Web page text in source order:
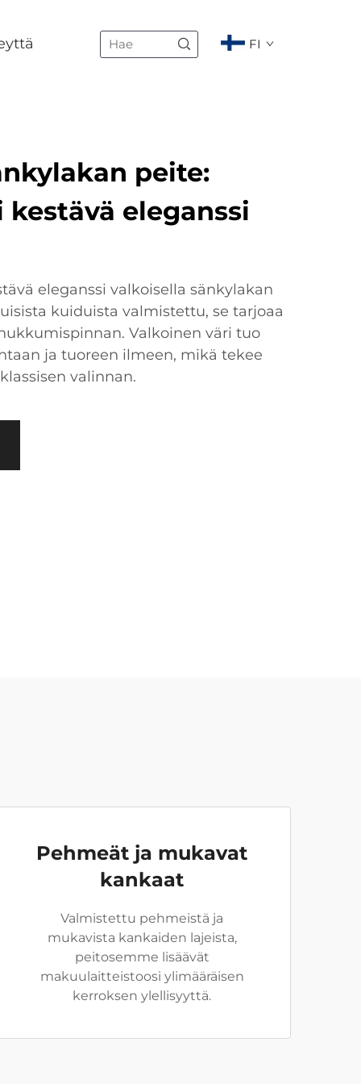
FI
peite:
eleganssi
eleganssi valkoisella sänkylakan
kuiduista valmistettu, se tarjoaa
Valkoinen väri tuo
ja tuoreen ilmeen, mikä tekee
valinnan.
Pehmeät ja mukavat
kankaat
Valmistettu pehmeistä ja
mukavista kankaiden lajeista,
peitosemme lisäävät
makuulaitteistoosi ylimääräisen
kerroksen ylellisyyttä.